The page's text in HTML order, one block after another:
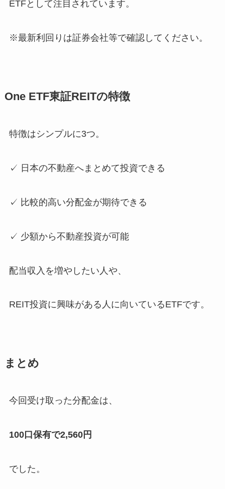
ETFとして注目されています。
※最新利回りは証券会社等で確認してください。
One ETF東証REITの特徴
特徴はシンプルに3つ。
✓ 日本の不動産へまとめて投資できる
✓ 比較的高い分配金が期待できる
✓ 少額から不動産投資が可能
配当収入を増やしたい人や、
REIT投資に興味がある人に向いているETFです。
まとめ
今回受け取った分配金は、
100口保有で2,560円
でした。